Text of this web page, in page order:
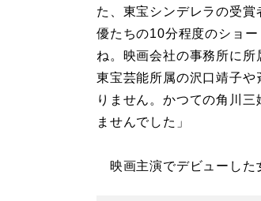
た、東宝シンデレラの受
優たちの10分程度のショ
ね。映画会社の事務所に
東宝芸能所属の沢口靖子
りません。かつての角川
ませんでした」
映画主演でデビューした